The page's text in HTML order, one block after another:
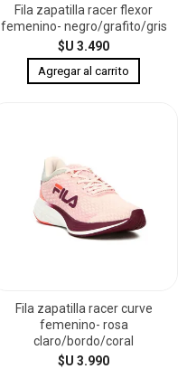
Fila zapatilla racer flexor
femenino- negro/grafito/gris
$U 3.490
Fila zapatilla racer curve
femenino- rosa
claro/bordo/coral
$U 3.990